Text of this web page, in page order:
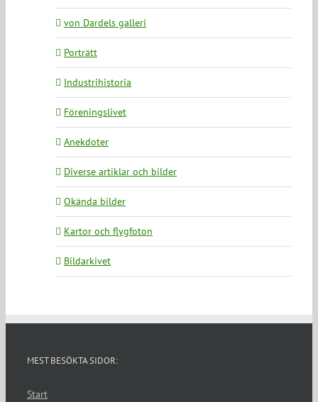
von Dardels galleri
Porträtt
Industrihistoria
Föreningslivet
Anekdoter
Diverse artiklar och bilder
Okända bilder
Kartor och flygfoton
Bildarkivet
MEST BESÖKTA SIDOR:
Start